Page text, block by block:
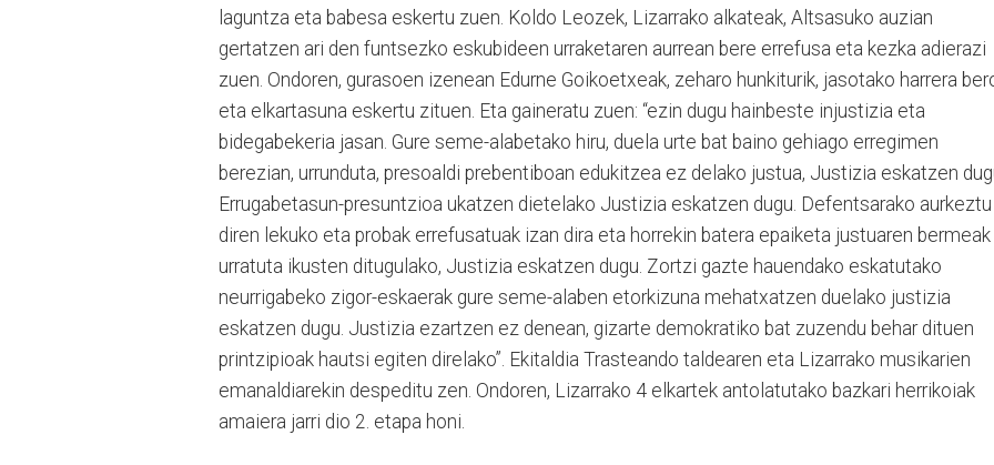
laguntza eta babesa eskertu zuen. Koldo Leozek, Lizarrako alkateak, Altsasuko auzian
gertatzen ari den funtsezko eskubideen urraketaren aurrean bere errefusa eta kezka adierazi
zuen. Ondoren, gurasoen izenean Edurne Goikoetxeak, zeharo hunkiturik, jasotako harrera
eta elkartasuna eskertu zituen. Eta gaineratu zuen: “ezin dugu hainbeste injustizia eta
bidegabekeria jasan. Gure seme-alabetako hiru, duela urte bat baino gehiago erregimen
berezian, urrunduta, presoaldi prebentiboan edukitzea ez delako justua, Justizia eskatzen
Errugabetasun-presuntzioa ukatzen dietelako Justizia eskatzen dugu. Defentsarako aurkeztu
diren lekuko eta probak errefusatuak izan dira eta horrekin batera epaiketa justuaren bermeak
urratuta ikusten ditugulako, Justizia eskatzen dugu. Zortzi gazte hauendako eskatutako
neurrigabeko zigor-eskaerak gure seme-alaben etorkizuna mehatxatzen duelako justizia
eskatzen dugu. Justizia ezartzen ez denean, gizarte demokratiko bat zuzendu behar dituen
printzipioak hautsi egiten direlako”. Ekitaldia Trasteando taldearen eta Lizarrako musikarien
emanaldiarekin despeditu zen. Ondoren, Lizarrako 4 elkartek antolatutako bazkari herrikoiak
amaiera jarri dio 2. etapa honi.